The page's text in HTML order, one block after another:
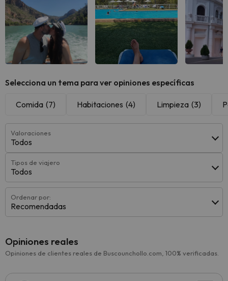
Selecciona un tema para ver opiniones específicas
Comida (7) Habitaciones (4) Limpieza (3)
Valoraciones
Todos
Tipos de viajero
Todos
Ordenar por:
Recomendadas
Opiniones reales
Opiniones de clientes reales de Buscounchollo.com, 100% verificadas.